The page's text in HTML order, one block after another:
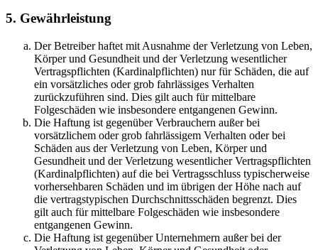
5. Gewährleistung
Der Betreiber haftet mit Ausnahme der Verletzung von Leben,
Körper und Gesundheit und der Verletzung wesentlicher
Vertragspflichten (Kardinalpflichten) nur für Schäden, die auf
ein vorsätzliches oder grob fahrlässiges Verhalten
zurückzuführen sind. Dies gilt auch für mittelbare
Folgeschäden wie insbesondere entgangenen Gewinn.
Die Haftung ist gegenüber Verbrauchern außer bei
vorsätzlichem oder grob fahrlässigem Verhalten oder bei
Schäden aus der Verletzung von Leben, Körper und
Gesundheit und der Verletzung wesentlicher Vertragspflichten
(Kardinalpflichten) auf die bei Vertragsschluss typischerweise
vorhersehbaren Schäden und im übrigen der Höhe nach auf
die vertragstypischen Durchschnittsschäden begrenzt. Dies
gilt auch für mittelbare Folgeschäden wie insbesondere
entgangenen Gewinn.
Die Haftung ist gegenüber Unternehmern außer bei der